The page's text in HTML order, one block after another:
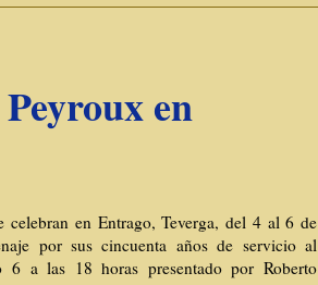
en
celebran en Entrago, Teverga, del 4 al 6 de
por sus cincuenta años de servicio al
a las 18 horas presentado por Roberto